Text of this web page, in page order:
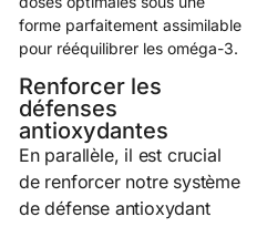
forme parfaitement assimilable
pour rééquilibrer les oméga-3.
Renforcer les
défenses
antioxydantes
En parallèle, il est crucial
de renforcer notre système
de défense antioxydant